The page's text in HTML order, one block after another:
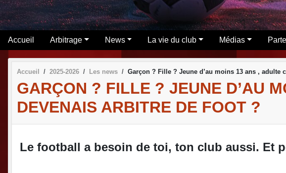
Accueil Arbitrage News La vie du club Médias
Accueil 2025-2026 Les news Garçon ? Fille ? Jeune d’au moins 13 ans ,
GARÇON ? FILLE ? JEUNE D’AU
DEVENAIS ARBITRE DE FOOT ?
Le football a besoin de toi, ton club aussi. Et